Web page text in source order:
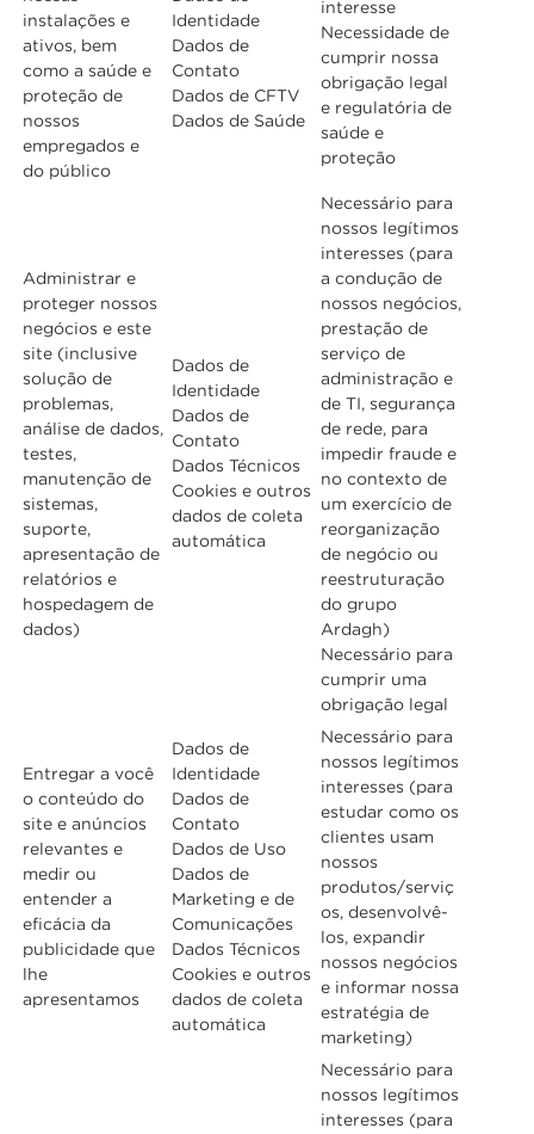
instalações e
ativos, bem
como a saúde e
proteção de
nossos
empregados e
do público
Identidade
Dados de
Contato
Dados de CFTV
Dados de Saúde
interesse
Necessidade de
cumprir nossa
obrigação legal
e regulatória de
saúde e
proteção
Administrar e
proteger nossos
negócios e este
site (inclusive
solução de
problemas,
análise de dados,
testes,
manutenção de
sistemas,
suporte,
apresentação de
relatórios e
hospedagem de
dados)
Dados de
Identidade
Dados de
Contato
Dados Técnicos
Cookies e outros
dados de coleta
automática
Necessário para
nossos legítimos
interesses (para
a condução de
nossos negócios,
prestação de
serviço de
administração e
de TI, segurança
de rede, para
impedir fraude e
no contexto de
um exercício de
reorganização
de negócio ou
reestruturação
do grupo
Ardagh)
Necessário para
cumprir uma
obrigação legal
Entregar a você
o conteúdo do
site e anúncios
relevantes e
medir ou
entender a
eficácia da
publicidade que
lhe
apresentamos
Dados de
Identidade
Dados de
Contato
Dados de Uso
Dados de
Marketing e de
Comunicações
Dados Técnicos
Cookies e outros
dados de coleta
automática
Necessário para
nossos legítimos
interesses (para
estudar como os
clientes usam
nossos
produtos/serviç
os, desenvolvê-
los, expandir
nossos negócios
e informar nossa
estratégia de
marketing)
Necessário para
nossos legítimos
interesses (para